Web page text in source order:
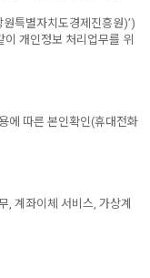
특별자치도경제진흥원)’)
개인정보 처리업무를 위
에 따른 본인확인(휴대전화
, 계좌이체 서비스, 가상계